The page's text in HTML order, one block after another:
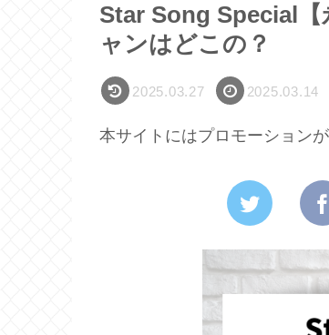
Star Song Special【
ャンはどこの？
2025.03.27 2025.03.14
本サイトにはプロモーション